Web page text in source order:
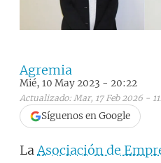
Agremia
Mié, 10 May 2023 - 20:22
Actualizado: Mar, 17 Feb 2026 -
Síguenos en Google
LaAsociación de